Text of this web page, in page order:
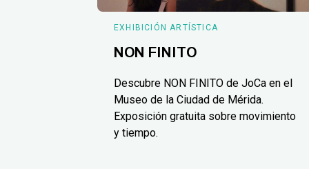
EXHIBICIÓN ARTÍSTICA
NON FINITO
Descubre NON FINITO de JoCa en el
Museo de la Ciudad de Mérida.
Exposición gratuita sobre movimiento
y tiempo.